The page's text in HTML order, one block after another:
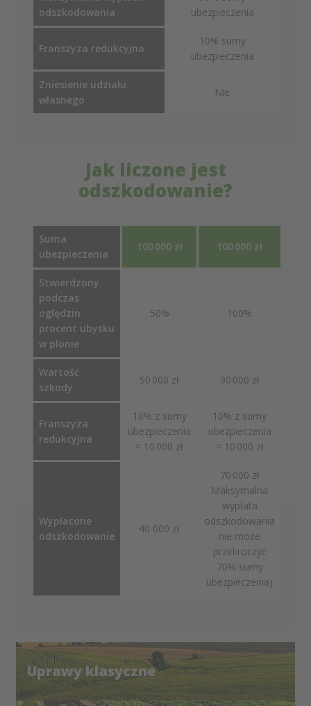
odszkodowania
ubezpieczenia
Franszyza redukcyjna
10% sumy
ubezpieczenia
Zniesienie udziału
własnego
Nie
Jak liczone jest
odszkodowanie?
Suma
ubezpieczenia
100 000 zł 100 000 zł
Stwierdzony
podczas
oględzin
procent ubytku
w plonie
50% 100%
Wartość
szkody
50 000 zł 90 000 zł
Franszyza
redukcyjna
10% z sumy
ubezpieczenia
= 10 000 zł
10% z sumy
ubezpieczenia
= 10 000 zł
Wypłacone
odszkodowanie
40 000 zł
70 000 zł
Maksymalna
wypłata
odszkodowania
nie może
przekroczyć
70% sumy
ubezpieczenia)
Uprawy klasyczne